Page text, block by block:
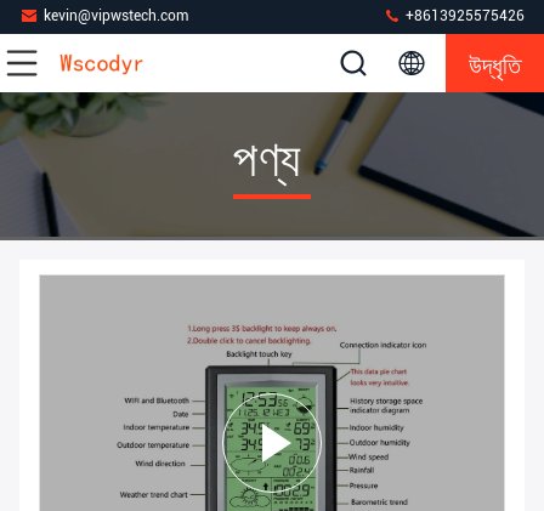
kevin@vipwstech.com +8613925575426
উদ্ধৃতি
পণ্য